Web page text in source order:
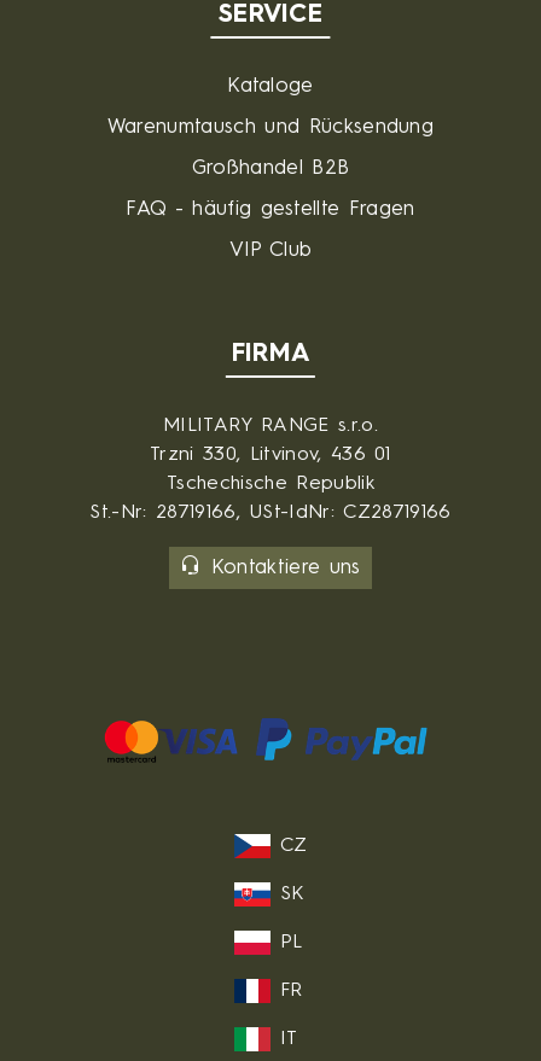
SERVICE
Kataloge
Warenumtausch und Rücksendung
Großhandel B2B
FAQ - häufig gestellte Fragen
VIP Club
FIRMA
MILITARY RANGE s.r.o.
Trzni 330, Litvinov, 436 01
Tschechische Republik
St.-Nr: 28719166, USt-IdNr: CZ28719166
Kontaktiere uns
CZ
SK
PL
FR
IT